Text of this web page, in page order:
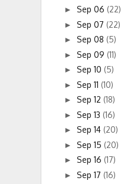
► Sep 06 (22)
► Sep 07 (22)
► Sep 08 (5)
► Sep 09 (11)
► Sep 10 (5)
► Sep 11 (10)
► Sep 12 (18)
► Sep 13 (16)
► Sep 14 (20)
► Sep 15 (20)
► Sep 16 (17)
► Sep 17 (16)